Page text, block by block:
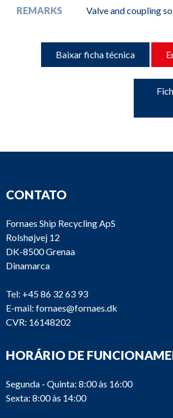
REMARKS Valve and coupling
Baixar ficha técnica
CONTATO
Fornaes Ship Recycling ApS
Rolshøjvej 12
DK-8500 Grenaa
Dinamarca
Tel: +45 86 32 63 93
E-mail: fornaes@fornaes.dk
CVR: 16148202
HORÁRIO DE
Segunda - Quinta: 8:00 às 16:00
Sexta: 8:00 às 14:00